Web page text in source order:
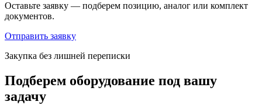
Оставьте заявку — подберем позицию, аналог или комплект
документов.
Отправить заявку
Закупка без лишней переписки
Подберем оборудование под вашу
задачу